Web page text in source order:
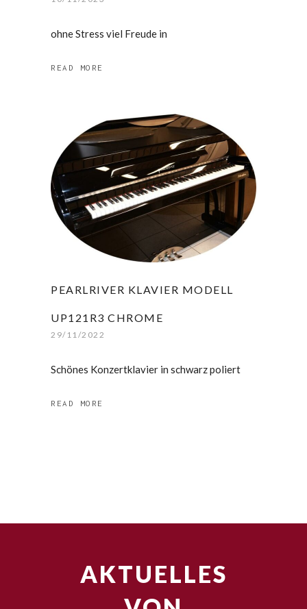
ohne Stress viel Freude in
READ MORE
PEARLRIVER KLAVIER MODELL
UP121R3 CHROME
29/11/2022
Schönes Konzertklavier in schwarz poliert
READ MORE
AKTUELLES